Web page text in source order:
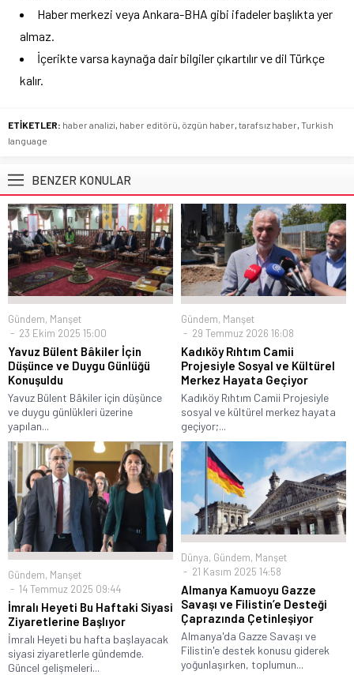
Haber merkezi veya Ankara-BHA gibi ifadeler başlıkta yer
almaz.
İçerikte varsa kaynağa dair bilgiler çıkartılır ve dil Türkçe
kalır.
ETİKETLER: haber analizi haber editörü özgün haber tarafsız haber Turkish
language
BENZER KONULAR
Gündem, Manşet
23 Ekim 2025 15:00
Yavuz Bülent Bâkiler İçin
Düşünce ve Duygu Günlüğü
Konuşuldu
Yavuz Bülent Bâkiler için düşünce
ve duygu günlükleri üzerine
yapılan...
Gündem, Manşet
29 Temmuz 2026 16:08
Kadıköy Rıhtım Camii
Projesiyle Sosyal ve Kültürel
Merkez Hayata Geçiyor
Kadıköy Rıhtım Camii Projesiyle
sosyal ve kültürel merkez hayata
geçiyor;...
Gündem, Manşet
14 Temmuz 2025 09:44
İmralı Heyeti Bu Haftaki Siyasi
Ziyaretlerine Başlıyor
İmralı Heyeti bu hafta başlayacak
siyasi ziyaretlerle gündemde.
Güncel gelişmeleri...
Dünya, Gündem, Manşet
21 Kasım 2025 14:58
Almanya Kamuoyu Gazze
Savaşı ve Filistin’e Desteği
Çaprazında Çetinleşiyor
Almanya'da Gazze Savaşı ve
Filistin'e destek konusu giderek
yoğunlaşırken, toplumun...